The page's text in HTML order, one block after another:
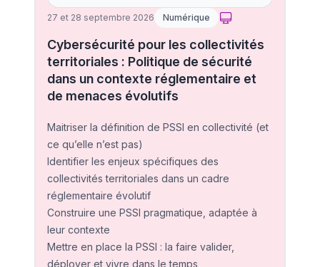
27 et 28 septembre 2026 Numérique
Cybersécurité pour les collectivités
territoriales : Politique de sécurité
dans un contexte réglementaire et
de menaces évolutifs
Maitriser la définition de PSSI en collectivité (et
ce qu’elle n’est pas)
Identifier les enjeux spécifiques des
collectivités territoriales dans un cadre
réglementaire évolutif
Construire une PSSI pragmatique, adaptée à
leur contexte
Mettre en place la PSSI : la faire valider,
déployer et vivre dans le temps